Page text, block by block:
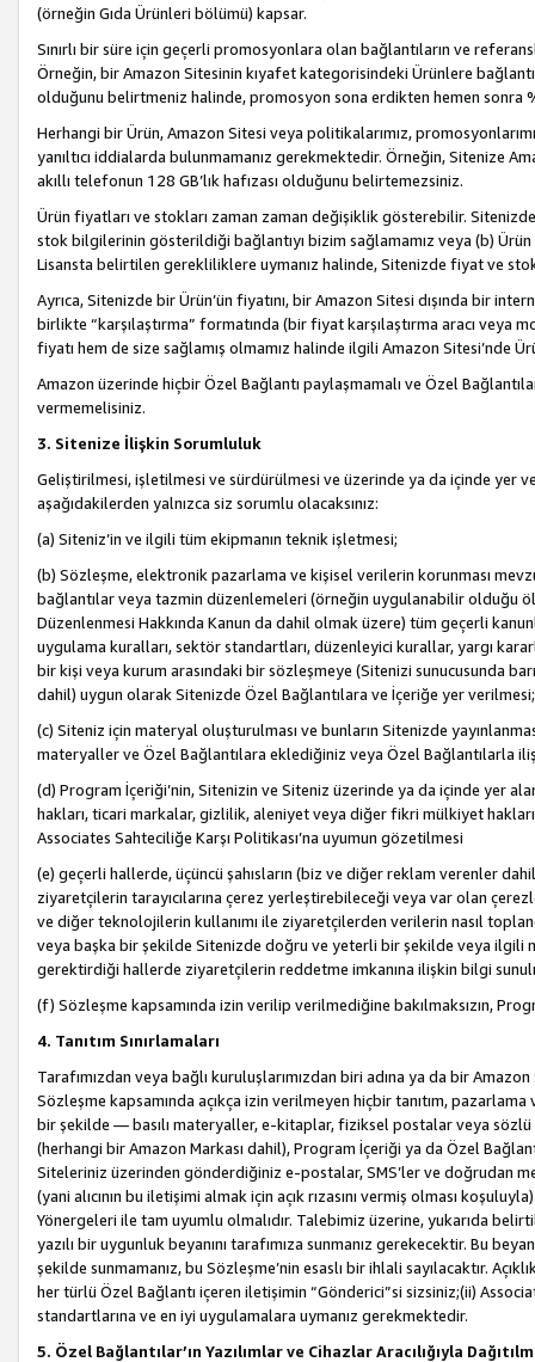
(örneğin Gıda Ürünleri bölümü) kapsar.
Sınırlı bir süre için geçerli promosyonlara olan bağlantıların ve
Örneğin, bir Amazon Sitesinin kıyafet kategorisindeki Ürünlere
olduğunu belirtmeniz halinde, promosyon sona erdikten hemen sonra
Herhangi bir Ürün, Amazon Sitesi veya politikalarımız,
yanıltıcı iddialarda bulunmamanız gerekmektedir. Örneğin, Sitenize
akıllı telefonun 128 GB’lık hafızası olduğunu belirtemezsiniz.
Ürün fiyatları ve stokları zaman zaman değişiklik gösterebilir.
stok bilgilerinin gösterildiği bağlantıyı bizim sağlamamız veya (b)
Lisansta belirtilen gerekliliklere uymanız halinde, Sitenizde fiyat ve
Ayrıca, Sitenizde bir Ürün’ün fiyatını, bir Amazon Sitesi dışında bir
birlikte “karşılaştırma” formatında (bir fiyat karşılaştırma aracı veya
fiyatı hem de size sağlamış olmamız halinde ilgili Amazon Sitesi’nde
Amazon üzerinde hiçbir Özel Bağlantı paylaşmamalı ve Özel
vermemelisiniz.
3. Sitenize İlişkin Sorumluluk
Geliştirilmesi, işletilmesi ve sürdürülmesi ve üzerinde ya da içinde yer
aşağıdakilerden yalnızca siz sorumlu olacaksınız:
(a) Siteniz’in ve ilgili tüm ekipmanın teknik işletmesi;
(b) Sözleşme, elektronik pazarlama ve kişisel verilerin korunması
bağlantılar veya tazmin düzenlemeleri (örneğin uygulanabilir olduğu
Düzenlenmesi Hakkında Kanun da dahil olmak üzere) tüm geçerli
uygulama kuralları, sektör standartları, düzenleyici kurallar, yargı
bir kişi veya kurum arasındaki bir sözleşmeye (Sitenizi sunucusunda
dahil) uygun olarak Sitenizde Özel Bağlantılara ve İçeriğe yer verilmesi;
(c) Siteniz için materyal oluşturulması ve bunların Sitenizde
materyaller ve Özel Bağlantılara eklediğiniz veya Özel Bağlantılarla
(d) Program İçeriği’nin, Sitenizin ve Siteniz üzerinde ya da içinde yer
hakları, ticari markalar, gizlilik, aleniyet veya diğer fikri mülkiyet
Associates Sahteciliğe Karşı Politikası’na uyumun gözetilmesi
(e) geçerli hallerde, üçüncü şahısların (biz ve diğer reklam verenler
ziyaretçilerin tarayıcılarına çerez yerleştirebileceği veya var olan
ve diğer teknolojilerin kullanımı ile ziyaretçilerden verilerin nasıl
veya başka bir şekilde Sitenizde doğru ve yeterli bir şekilde veya ilgili
gerektirdiği hallerde ziyaretçilerin reddetme imkanına ilişkin bilgi
(f) Sözleşme kapsamında izin verilip verilmediğine bakılmaksızın,
4. Tanıtım Sınırlamaları
Tarafımızdan veya bağlı kuruluşlarımızdan biri adına ya da bir
Sözleşme kapsamında açıkça izin verilmeyen hiçbir tanıtım,
bir şekilde — basılı materyaller, e-kitaplar, fiziksel postalar veya sözlü
(herhangi bir Amazon Markası dahil), Program İçeriği ya da Özel
Siteleriniz üzerinden gönderdiğiniz e-postalar, SMS’ler ve doğrudan
(yani alıcının bu iletişimi almak için açık rızasını vermiş olması
Yönergeleri ile tam uyumlu olmalıdır. Talebimiz üzerine, yukarıda
yazılı bir uygunluk beyanını tarafımıza sunmanız gerekecektir. Bu
şekilde sunmamanız, bu Sözleşme’nin esaslı bir ihlali sayılacaktır.
her türlü Özel Bağlantı içeren iletişimin “Gönderici”si sizsiniz;(ii)
standartlarına ve en iyi uygulamalara uymanız gerekmektedir.
5. Özel Bağlantılar’ın Yazılımlar ve Cihazlar Aracılığıyla